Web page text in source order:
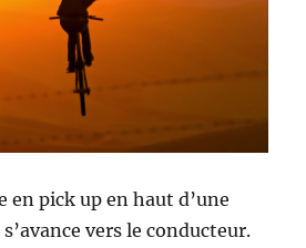
en pick up en haut d’une
vers le conducteur.